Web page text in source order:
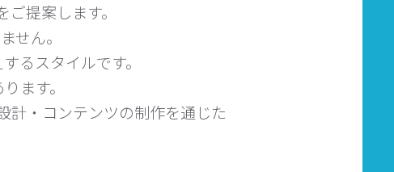
提案します。
せん。
るスタイルです。
ます。
計・コンテンツの制作を通じた